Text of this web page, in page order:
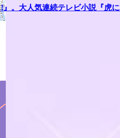
。大人気連続テレビ小説『虎